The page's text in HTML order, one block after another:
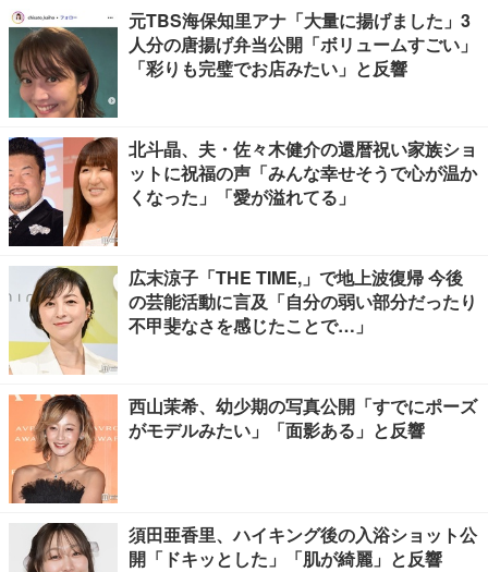
元TBS海保知里アナ「大量に揚げました」3
人分の唐揚げ弁当公開「ボリュームすごい」
「彩りも完璧でお店みたい」と反響
北斗晶、夫・佐々木健介の還暦祝い家族ショ
ットに祝福の声「みんな幸せそうで心が温か
くなった」「愛が溢れてる」
広末涼子「THE TIME,」で地上波復帰 今後
の芸能活動に言及「自分の弱い部分だったり
不甲斐なさを感じたことで…」
西山茉希、幼少期の写真公開「すでにポーズ
がモデルみたい」「面影ある」と反響
須田亜香里、ハイキング後の入浴ショット公
開「ドキッとした」「肌が綺麗」と反響